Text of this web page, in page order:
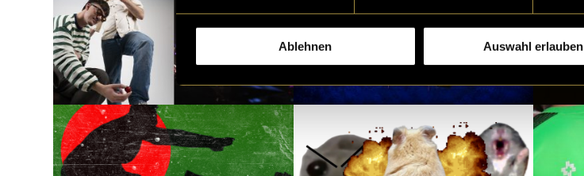
Ablehnen Auswahl erlauben